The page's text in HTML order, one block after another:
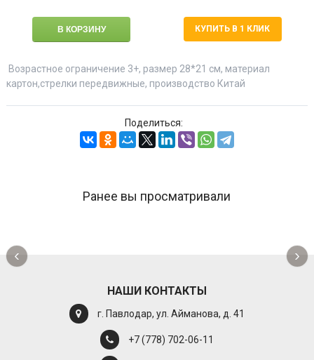
КУПИТЬ В 1 КЛИК
Возрастное ограничение 3+, размер 28*21 см, материал
картон,стрелки передвижные, производство Китай
Поделиться:
Ранее вы просматривали
‹ ›
НАШИ КОНТАКТЫ
г. Павлодар, ул. Айманова, д. 41
+7 (778) 702-06-11